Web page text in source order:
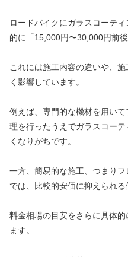
ロードバイクにガラスコーテ
的に「15,000円〜30,000円前
これには施工内容の違いや、
く影響しています。
例えば、専門的な機材を用い
理を行ったうえでガラスコー
くなりがちです。
一方、簡易的な施工、つまり
では、比較的安価に抑えられる
料金相場の目安をさらに具体
ます。